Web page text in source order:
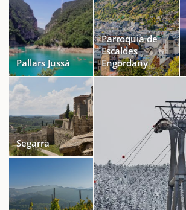
Pallars Jussà
Parroquia de
Escaldes
Engordany
Segarra